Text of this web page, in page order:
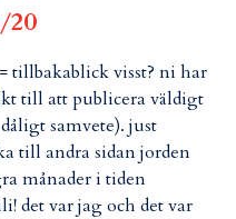
20
tillbakablick visst? ni har
till att publicera väldigt
samvete). just
till andra sidan jorden
månader i tiden
det var jag och det var